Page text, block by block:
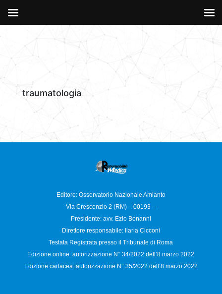
traumatologia
Editore: Osservatorio Nazionale Amianto
Via Crescenzio 2 (RM) – 00193 –
Presidente: avv. Ezio Bonanni
Direttore responsabile:
Ilaria Cicconi
Testata Registrata presso il Tribunale di Roma
Edizione online: autorizzazione N°34/2022 dell’8 marzo 2022
Edizione cartacea: autorizzazione N° 35/2022 dell’8 marzo 2022